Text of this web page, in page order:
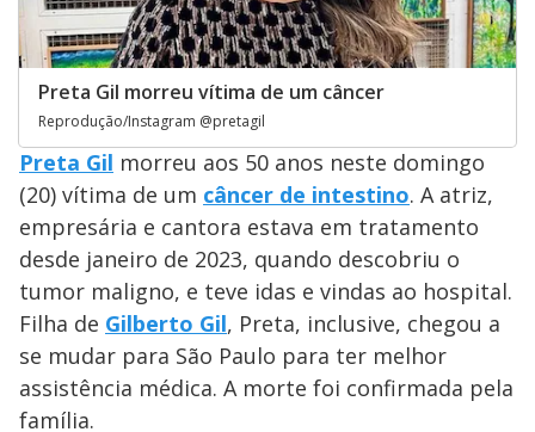
Preta Gil morreu vítima de um câncer
Reprodução/Instagram @pretagil
Preta Gil morreu aos 50 anos neste domingo
(20) vítima de um câncer de intestino. A atriz,
empresária e cantora estava em tratamento
desde janeiro de 2023, quando descobriu o
tumor maligno, e teve idas e vindas ao hospital.
Filha de Gilberto Gil, Preta, inclusive, chegou a
se mudar para São Paulo para ter melhor
assistência médica. A morte foi confirmada pela
família.